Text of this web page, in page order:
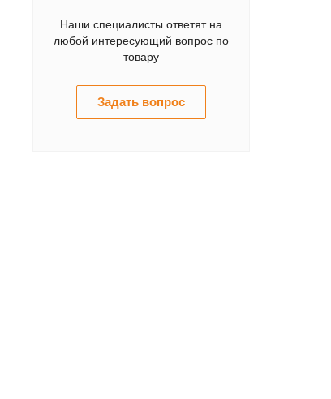
Наши специалисты ответят на
любой интересующий вопрос по
товару
Задать вопрос